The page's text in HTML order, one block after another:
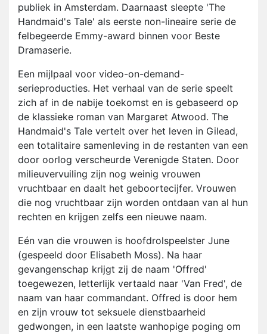
publiek in Amsterdam. Daarnaast sleepte 'The
Handmaid's Tale' als eerste non-lineaire serie de
felbegeerde Emmy-award binnen voor Beste
Dramaserie.
Een mijlpaal voor video-on-demand-
serieproducties. Het verhaal van de serie speelt
zich af in de nabije toekomst en is gebaseerd op
de klassieke roman van Margaret Atwood. The
Handmaid's Tale vertelt over het leven in Gilead,
een totalitaire samenleving in de restanten van een
door oorlog verscheurde Verenigde Staten. Door
milieuvervuiling zijn nog weinig vrouwen
vruchtbaar en daalt het geboortecijfer. Vrouwen
die nog vruchtbaar zijn worden ontdaan van al hun
rechten en krijgen zelfs een nieuwe naam.
Eén van die vrouwen is hoofdrolspeelster June
(gespeeld door Elisabeth Moss). Na haar
gevangenschap krijgt zij de naam 'Offred'
toegewezen, letterlijk vertaald naar 'Van Fred', de
naam van haar commandant. Offred is door hem
en zijn vrouw tot seksuele dienstbaarheid
gedwongen, in een laatste wanhopige poging om